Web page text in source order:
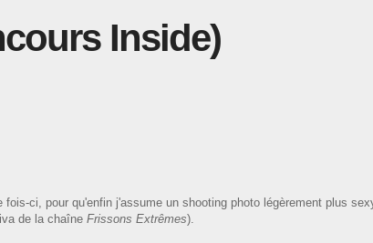
Inside)
ci, pour qu'enfin j'assume un shooting photo légèrement plus
de la chaîne Frissons Extrêmes).